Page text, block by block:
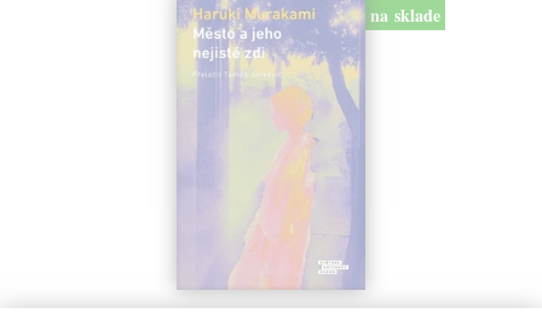
na sklade